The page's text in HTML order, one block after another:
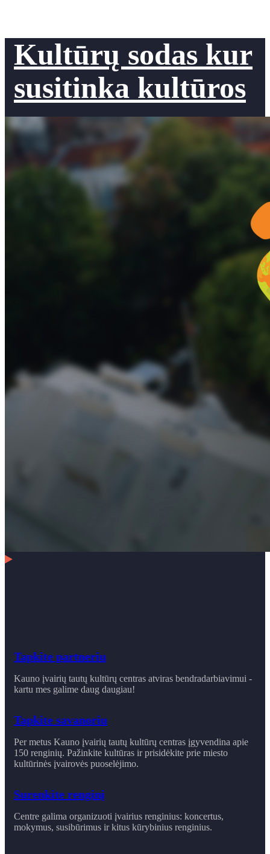
Kultūrų sodas kur
susitinka kultūros
Tapkite partneriu
Kauno įvairių tautų kultūrų centras atviras bendradarbiavimui -
kartu mes galime daug daugiau!
Tapkite savanoriu
Per metus Kauno įvairių tautų kultūrų centras įgyvendina apie
150 renginių. Pažinkite kultūras ir prisidėkite prie miesto
kultūrinės įvairovės puoselėjimo.
Surenkite renginį
Centre galima organizuoti įvairius renginius: koncertus,
mokymus, susibūrimus ir ​kitus kūrybinius renginius.